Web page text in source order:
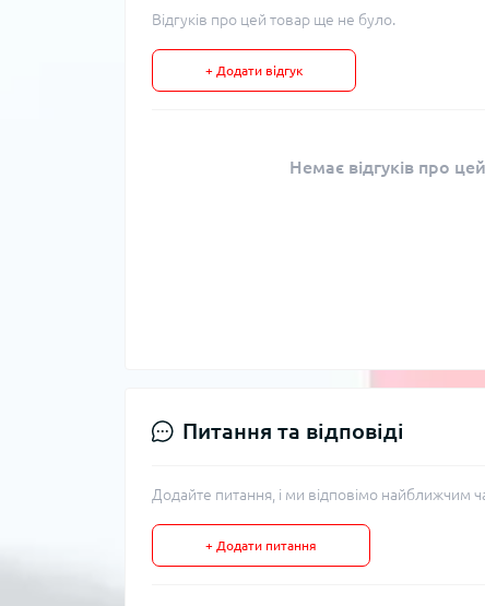
Відгуків про цей товар ще не було.
+ Додати відгук
Немає відгуків про
Питання та відповіді
Додайте питання, і ми відповімо найближчим
+ Додати питання